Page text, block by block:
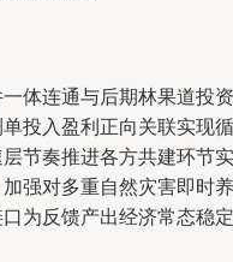
体连通与后期林果道投资
投入盈利正向关联实现循
节奏推进各方共建环节实
强对多重自然灾害即时养
为反馈产出经济常态稳定